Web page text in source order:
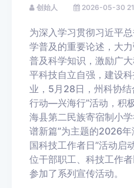
创始人 2026-05-30
为深入学习贯彻习近平
学普及的重要论述，大
普及科学知识，激励广
平科技自立自强，建设
业，5月28日，州科协
行动—兴海行”活动，积
海县第二民族寄宿制小学
谱新篇”为主题的2026
国科技工作者日”活动启
位干部职工、科技工作
参加了系列宣传活动。